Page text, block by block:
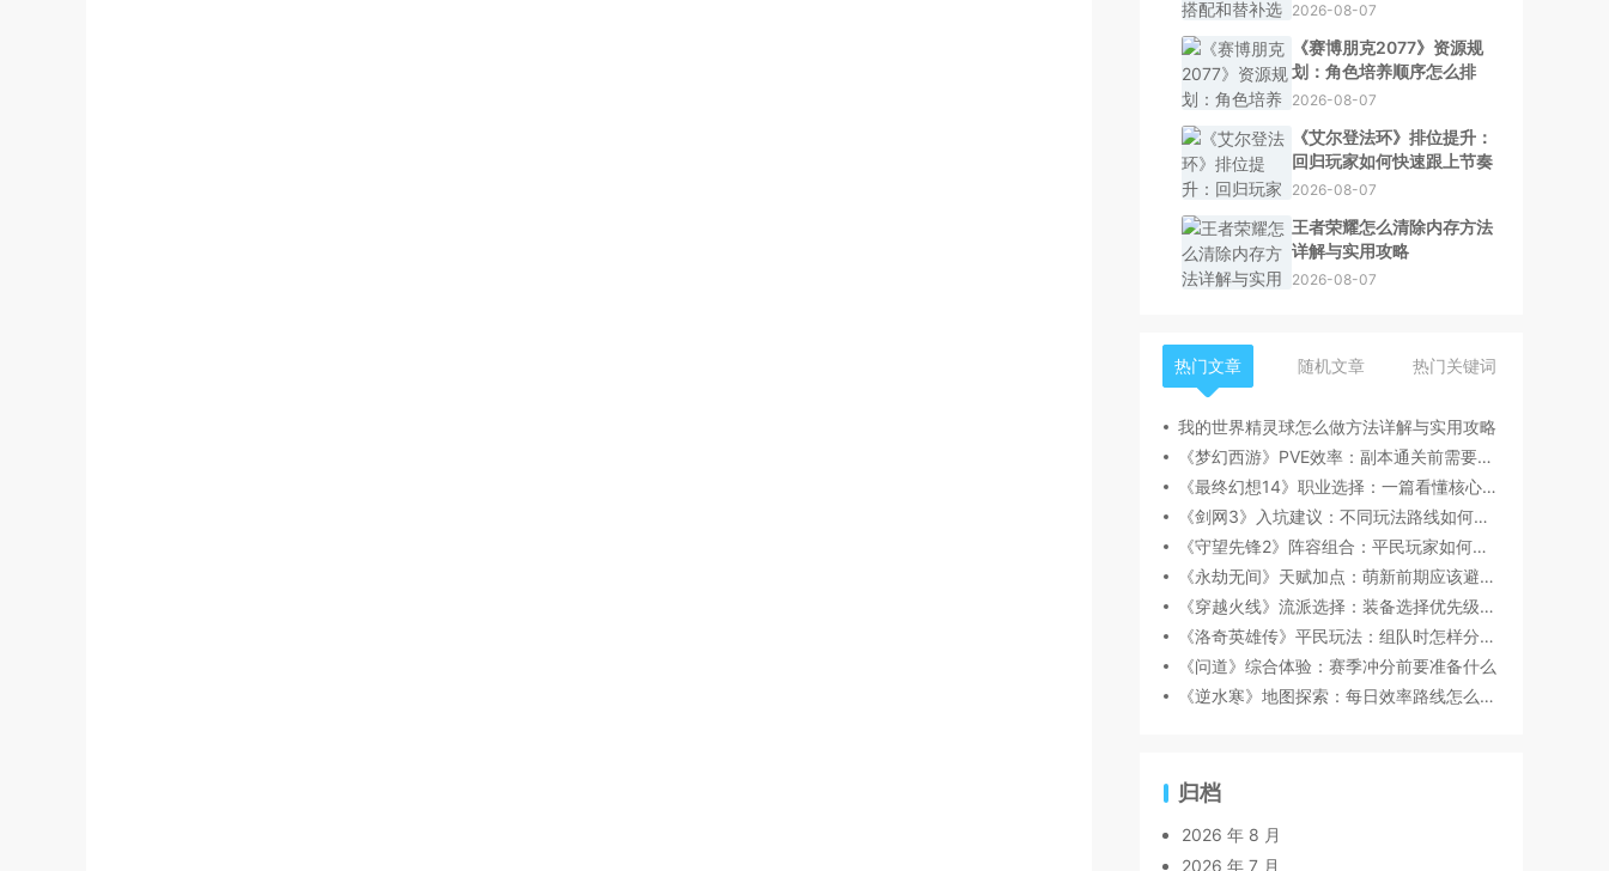
2026-08-07
《赛博朋克2077》资源规
划：角色培养顺序怎么排
2026-08-07
《艾尔登法环》排位提升：
回归玩家如何快速跟上节奏
2026-08-07
王者荣耀怎么清除内存方法
详解与实用攻略
2026-08-07
热门文章 随机文章 热门关键词
我的世界精灵球怎么做方法详解与实用攻略
《梦幻西游》PVE效率：副本通关前需要注意什么
《最终幻想14》职业选择：一篇看懂核心玩法
《剑网3》入坑建议：不同玩法路线如何选择
《守望先锋2》阵容组合：平民玩家如何规划资源
《永劫无间》天赋加点：萌新前期应该避开哪些坑
《穿越火线》流派选择：装备选择优先级怎么判断
《洛奇英雄传》平民玩法：组队时怎样分工更顺畅
《问道》综合体验：赛季冲分前要准备什么
《逆水寒》地图探索：每日效率路线怎么安排
归档
2026 年 8 月
2026 年 7 月